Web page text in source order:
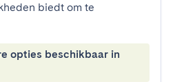
biedt om te
opties beschikbaar in